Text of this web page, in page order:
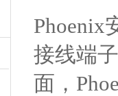
Phoenix
接线端
面，